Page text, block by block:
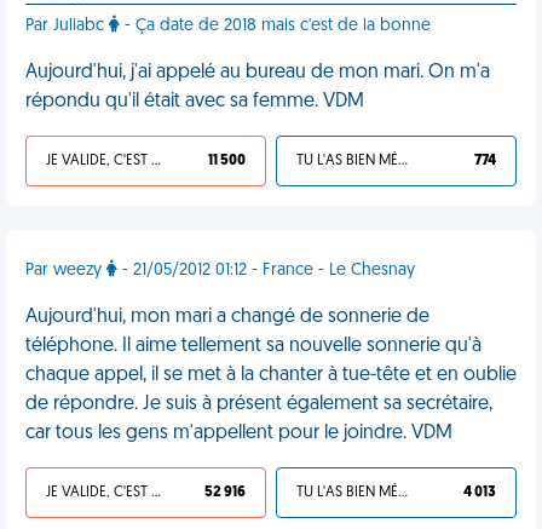
Par Juliabc - Ça date de 2018 mais c'est de la bonne
Aujourd'hui, j'ai appelé au bureau de mon mari. On m'a
répondu qu'il était avec sa femme. VDM
JE VALIDE, C'EST UNE VDM 11 500 TU L'AS BIEN MÉRITÉ 774
Par weezy - 21/05/2012 01:12 - France - Le Chesnay
Aujourd'hui, mon mari a changé de sonnerie de
téléphone. Il aime tellement sa nouvelle sonnerie qu'à
chaque appel, il se met à la chanter à tue-tête et en oublie
de répondre. Je suis à présent également sa secrétaire,
car tous les gens m'appellent pour le joindre. VDM
JE VALIDE, C'EST UNE VDM 52 916 TU L'AS BIEN MÉRITÉ 4 013